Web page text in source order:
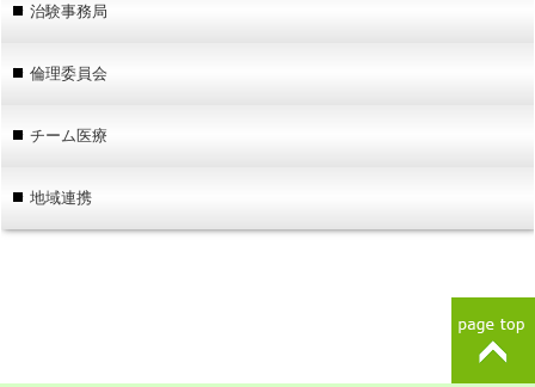
治験事務局
倫理委員会
チーム医療
地域連携